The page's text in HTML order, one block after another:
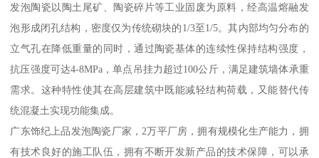
发泡陶瓷以陶土尾矿、陶瓷碎片等工业固废为原料，经高温熔融发
泡形成闭孔结构，密度仅为传统砌块的1/3至1/5。其内部均匀分布的
立气孔在降低重量的同时，通过陶瓷基体的连续性保持结构强度，
抗压强度可达4-8MPa，单点吊挂力超过100公斤，满足建筑墙体承重
需求。这种特性使其在高层建筑中既能减轻结构荷载，又能替代传
统混凝土实现功能集成。
广东饰纪上品发泡陶瓷厂家，2万平厂房，拥有规模化生产能力，拥
有技术良好的施工队伍，拥有不断开发新产品的技术保障，可以承